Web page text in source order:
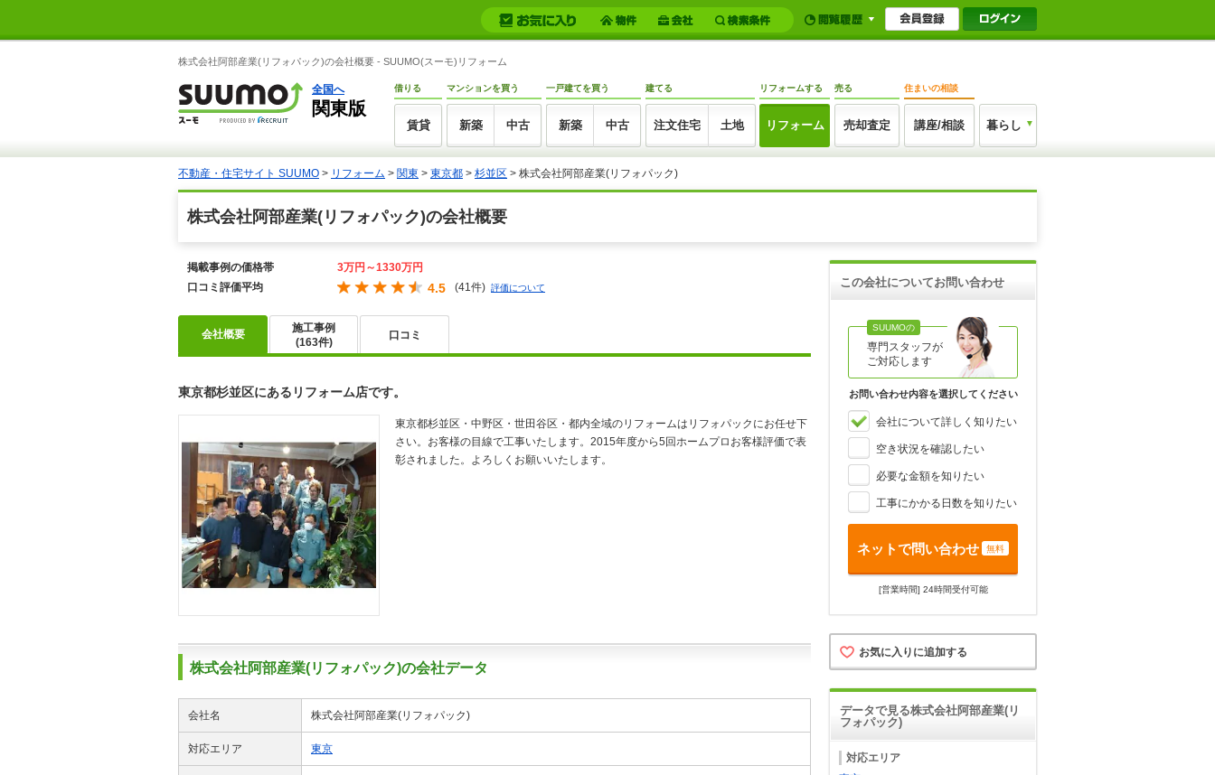
株式会社阿部産業(リフォパック)の会社概要 - SUUMO(スーモ)リフォーム
全国へ
関東版
借りる
賃貸
マンションを買う
新築 中古
一戸建てを買う
新築 中古
建てる
注文住宅 土地
リフォームする
リフォーム
売る
売却査定
住まいの相談
講座/相談 暮らし
不動産・住宅サイト SUUMO > リフォーム > 関東 > 東京都 > 杉並区 > 株式会社阿部産業(リフォパック)
株式会社阿部産業(リフォパック)の会社概要
掲載事例の価格帯
3万円～1330万円
口コミ評価平均
4.5 (41件) 評価について
会社概要
施工事例
(163件)
口コミ
東京都杉並区にあるリフォーム店です。
東京都杉並区・中野区・世田谷区・都内全域のリフォームはリフォパックにお任せ下
さい。お客様の目線で工事いたします。2015年度から5回ホームプロお客様評価で表
彰されました。よろしくお願いいたします。
株式会社阿部産業(リフォパック)の会社データ
会社名 株式会社阿部産業(リフォパック)
対応エリア 東京
この会社についてお問い合わせ
SUUMOの
専門スタッフが
ご対応します
お問い合わせ内容を選択してください
会社について詳しく知りたい
空き状況を確認したい
必要な金額を知りたい
工事にかかる日数を知りたい
ネットで問い合わせ 無料
[営業時間] 24時間受付可能
お気に入りに追加する
データで見る株式会社阿部産業(リ
フォパック)
対応エリア